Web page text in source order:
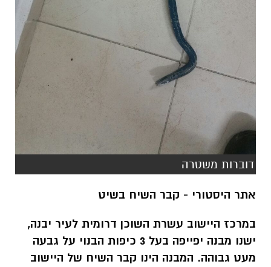
דוברות משטרה
אתר היסטורי - קבר השיח בשיט
במרכז היישוב עשרת השוכן דרומית לעיר יבנה,
ישנו מבנה יפייפה בעל 3 כיפות הבנוי על גבעה
מעט גבוהה. המבנה הינו קבר השיח של היישוב